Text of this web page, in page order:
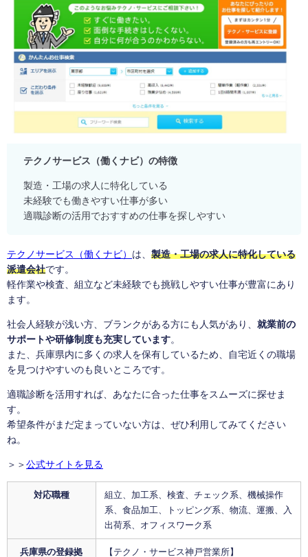
テクノサービス（働くナビ）の特徴
製造・工場の求人に特化している
未経験でも働きやすい仕事が多い
適職診断の活用でおすすめの仕事を探しやすい
テクノサービス（働くナビ） は、 製造・工場の求人に特化している
派遣会社です。
軽作業や検査、組立など未経験でも挑戦しやすい仕事が豊富にあり
ます。
社会人経験が浅い方、ブランクがある方にも人気があり、 就業前の
サポートや研修制度も充実しています
また、兵庫県内に多くの求人を保有しているため、自宅近くの職場
を見つけやすいのも良いところです。
適職診断を活用すれば、あなたに合った仕事をスムーズに探せま
す。
希望条件がまだ定まっていない方は、ぜひ利用してみてください
ね。
＞＞ 公式サイトを見る
対応職種
組立、加工系、検査、チェック系、機械操作
系、食品加工、トッピング系、物流、運搬、入
出荷系、オフィスワーク系
兵庫県の登録拠
【テクノ・サービス神戸営業所】